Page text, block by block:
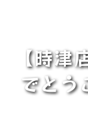
【時
でと